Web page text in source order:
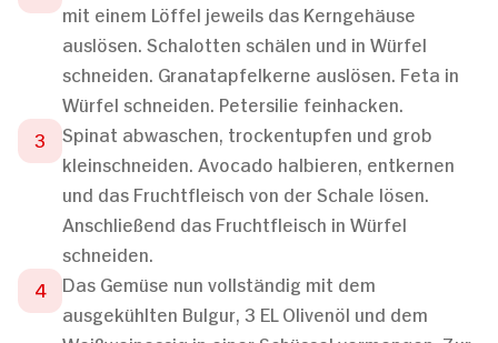
mit einem Löffel jeweils das Kerngehäuse
auslösen. Schalotten schälen und in Würfel
schneiden. Granatapfelkerne auslösen. Feta in
Würfel schneiden. Petersilie feinhacken.
Spinat abwaschen, trockentupfen und grob
kleinschneiden. Avocado halbieren, entkernen
und das Fruchtfleisch von der Schale lösen.
Anschließend das Fruchtfleisch in Würfel
schneiden.
Das Gemüse nun vollständig mit dem
ausgekühlten Bulgur, 3 EL Olivenöl und dem